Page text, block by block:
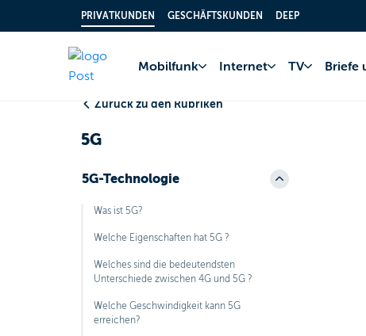
PRIVATKUNDEN GESCHÄFTSKUNDEN DEEP
Mobilfunk Internet TV Briefe
Zurück zu den Rubriken
5G
5G-Technologie
Was ist 5G?
Welche Eigenschaften hat 5G ?
Welches sind die bedeutendsten
Unterschiede zwischen 4G und 5G ?
Welche Geschwindigkeit kann 5G
erreichen?